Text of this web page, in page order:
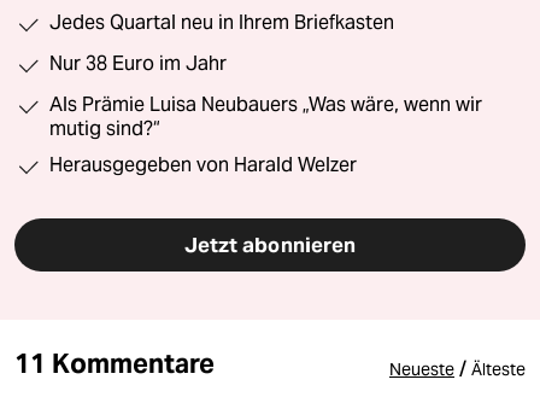
Jedes Quartal neu in Ihrem Briefkasten
Nur 38 Euro im Jahr
Als Prämie Luisa Neubauers „Was wäre, wenn wir
mutig sind?“
Herausgegeben von Harald Welzer
Jetzt abonnieren
11 Kommentare Neueste / Älteste